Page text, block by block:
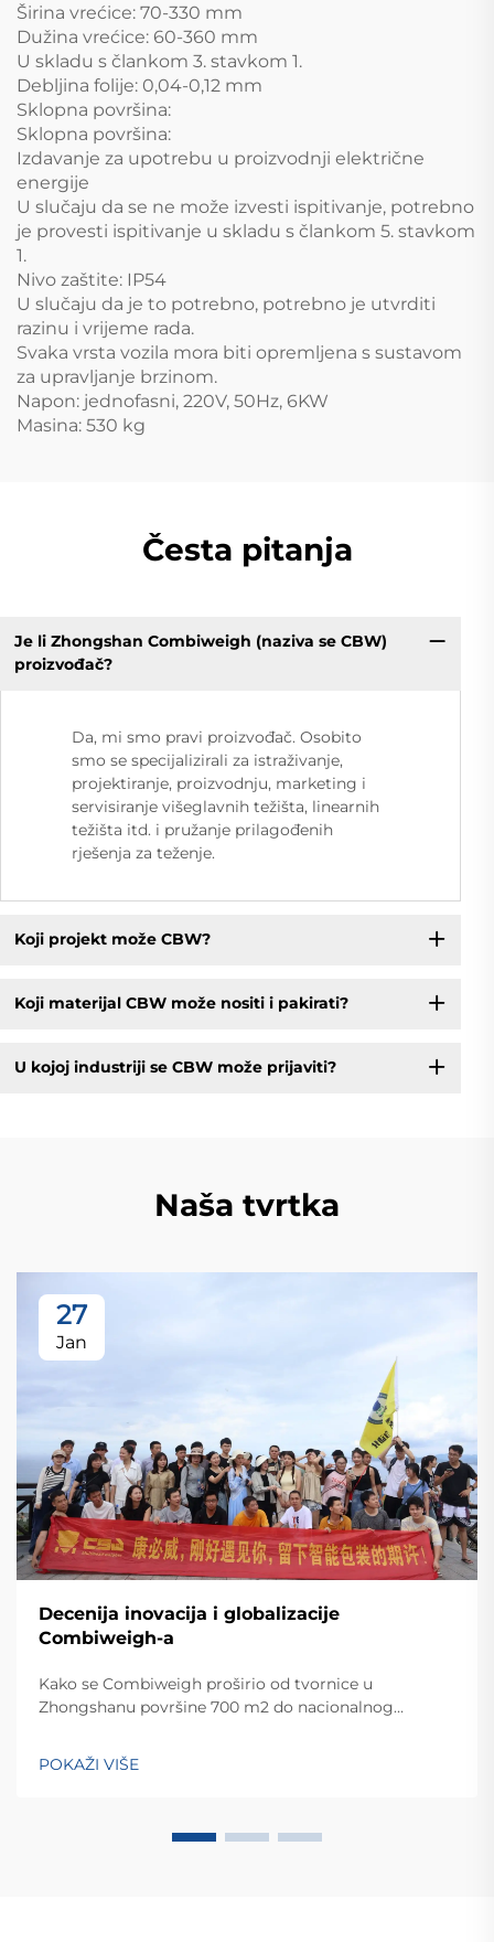
Širina vrećice: 70-330 mm
Dužina vrećice: 60-360 mm
U skladu s člankom 3. stavkom 1.
Debljina folije: 0,04-0,12 mm
Sklopna površina:
Sklopna površina:
Izdavanje za upotrebu u proizvodnji električne
energije
U slučaju da se ne može izvesti ispitivanje, potrebno
je provesti ispitivanje u skladu s člankom 5. stavkom
1.
Nivo zaštite: IP54
U slučaju da je to potrebno, potrebno je utvrditi
razinu i vrijeme rada.
Svaka vrsta vozila mora biti opremljena s sustavom
za upravljanje brzinom.
Napon: jednofasni, 220V, 50Hz, 6KW
Masina: 530 kg
Česta pitanja
Je li Zhongshan Combiweigh (naziva se CBW)
proizvođač?
Da, mi smo pravi proizvođač. Osobito
smo se specijalizirali za istraživanje,
projektiranje, proizvodnju, marketing i
servisiranje višeglavnih težišta, linearnih
težišta itd. i pružanje prilagođenih
rješenja za teženje.
Koji projekt može CBW?
Koji materijal CBW može nositi i pakirati?
U kojoj industriji se CBW može prijaviti?
Naša tvrtka
27
Jan
Decenija inovacija i globalizacije
Combiweigh-a
Kako se Combiweigh proširio od tvornice u
Zhongshanu površine 700 m2 do nacionalnog
zemalja. Otkrijte njihova inteligentna rješenja za
tehtanjezažali globalnu konsultaciju OEM/ODM-a još
POKAŽI VIŠE